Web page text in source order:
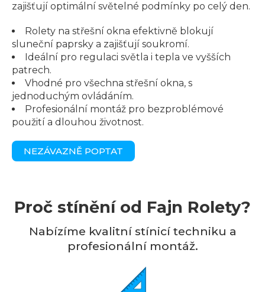
zajišťují optimální světelné podmínky po celý den.
Rolety na střešní okna efektivně blokují
sluneční paprsky a zajišťují soukromí.
Ideální pro regulaci světla i tepla ve vyšších
patrech.
Vhodné pro všechna střešní okna, s
jednoduchým ovládáním.
Profesionální montáž pro bezproblémové
použití a dlouhou životnost.
NEZÁVAZNĚ POPTAT
Proč stínění od Fajn Rolety?
Nabízíme kvalitní stínicí techniku a
profesionální montáž.